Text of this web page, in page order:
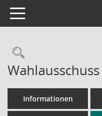
Toggle navigation
Informationen